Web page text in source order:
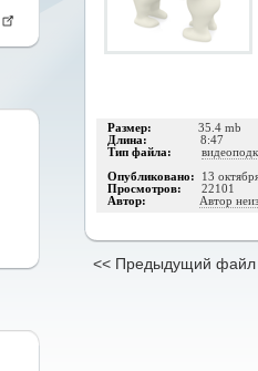
Размер: 35.4 mb
Длина: 8:47
Тип файла:
Опубликовано: 13
Просмотров: 22101
Автор: Автор
<< Предыдущий файл